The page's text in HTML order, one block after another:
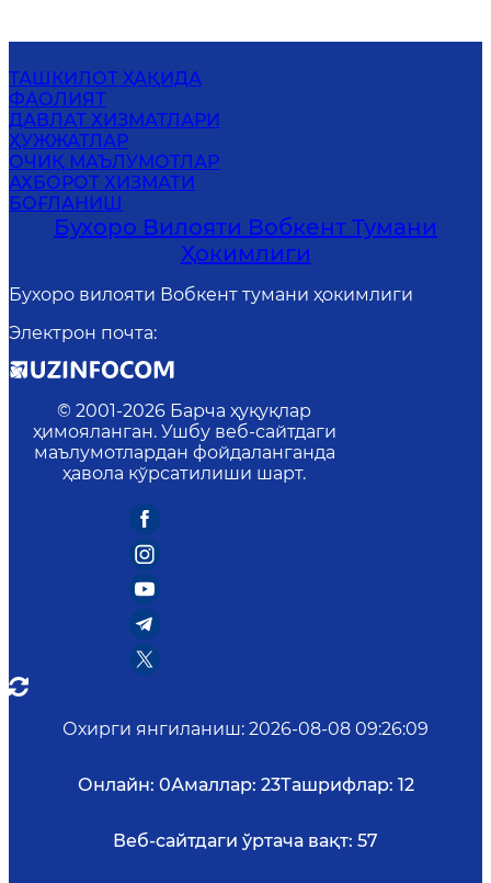
ТАШКИЛОТ ҲАҚИДА
ФАОЛИЯТ
ДАВЛАТ ХИЗМАТЛАРИ
ҲУЖЖАТЛАР
ОЧИҚ МАЪЛУМОТЛАР
АХБОРОТ ХИЗМАТИ
БОҒЛАНИШ
Бухоро Вилояти Вобкент Тумани
Ҳокимлиги
Бухоро вилояти Вобкент тумани ҳокимлиги
Электрон почта:
© 2001-2026 Барча ҳуқуқлар
ҳимояланган. Ушбу веб-сайтдаги
маълумотлардан фойдаланганда
ҳавола кўрсатилиши шарт.
Охирги янгиланиш: 2026-08-08 09:26:09
Онлайн: 0Амаллар: 23Ташрифлар: 12
Веб-сайтдаги ўртача вақт: 57